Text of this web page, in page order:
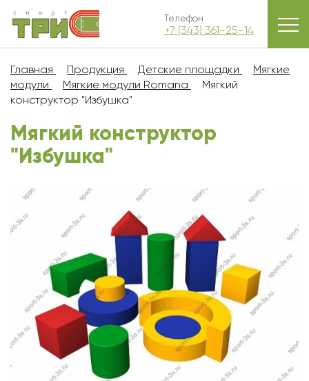
Телефон
+7 (343) 361-25-14
Главная Продукция Детские площадки
Мягкие
модули
Мягкие модули Romana
Мягкий
конструктор "Избушка"
Мягкий конструктор
"Избушка"